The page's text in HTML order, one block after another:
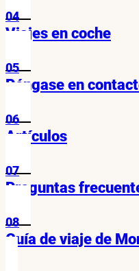
04
Viajes en coche
05
Póngase en
06
Artículos
07
Preguntas
08
Guía de viaje de